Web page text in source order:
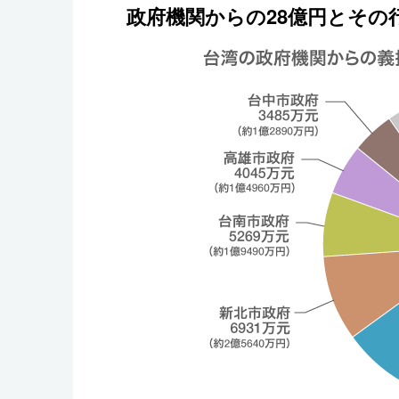
政府機関からの28億円とその